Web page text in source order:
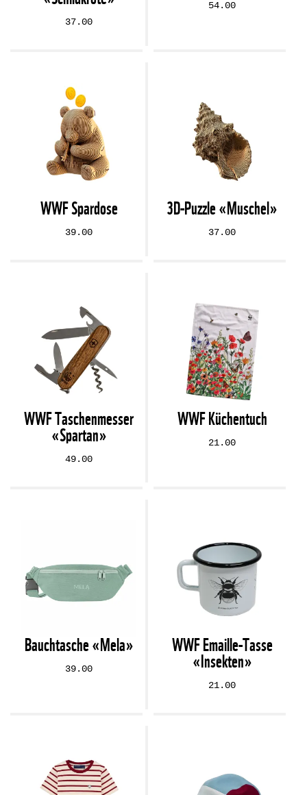
37.00
54.00
WWF Spardose
39.00
3D-Puzzle «Muschel»
37.00
WWF Taschenmesser
«Spartan»
49.00
WWF Küchentuch
21.00
Bauchtasche «Mela»
39.00
WWF Emaille-Tasse
«Insekten»
21.00